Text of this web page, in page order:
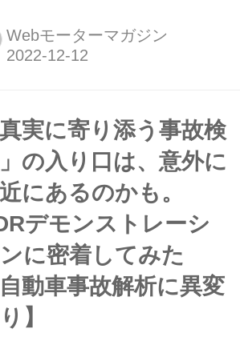
プライヤーとしてのBoschは自動
搭載されるハードだけでなく、そ
事業についても、変わりゆく将来
けて「備え」を始めている。3年
に開催された「BCS(ボッシュカー
ビス)全国会議」に参加す...
Webモーターマガジン
真実に寄り添う事故検
の入り口は、意外に
にあるのかも。
デモンストレーシ
に密着してみた
自動車事故解析に異変
】